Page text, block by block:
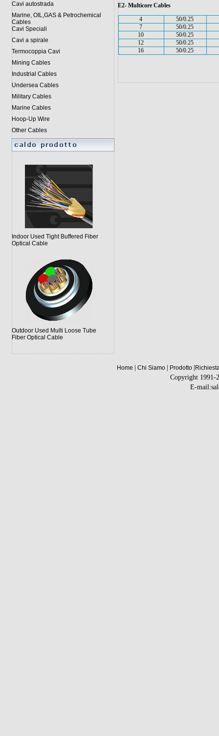
Cavi autostrada
Marine, OIL,GAS & Petrochemical
Cables
Cavi Speciali
Cavi a spirale
Termocoppia Cavi
Mining Cables
Industrial Cables
Undersea Cables
Military Cables
Marine Cables
Hoop-Up Wire
Other Cables
Indoor Used Tight Buffered Fiber
Optical Cable
Outdoor Used Multi Loose Tube
Fiber Optical Cable
E2- Multicore Cables
4
50/0.25
7
50/0.25
10
50/0.25
12
50/0.25
16
50/0.25
Home|Chi Siamo|Prodotto|
Copyright 1991-
E-